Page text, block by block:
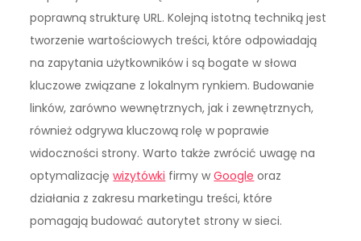
poprawną strukturę URL. Kolejną istotną techniką jest
tworzenie wartościowych treści, które odpowiadają
na zapytania użytkowników i są bogate w słowa
kluczowe związane z lokalnym rynkiem. Budowanie
linków, zarówno wewnętrznych, jak i zewnętrznych,
również odgrywa kluczową rolę w poprawie
widoczności strony. Warto także zwrócić uwagę na
optymalizacjęwizytówki firmy wGoogle oraz
działania z zakresu marketingu treści, które
pomagają budować autorytet strony w sieci.